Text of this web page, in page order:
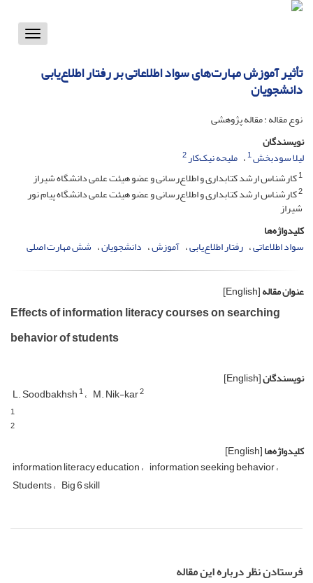
Toggle
تأثیر آموزش مهارت‌های سواد اطلاعاتی بر رفتار اطلاع‌یابی
دانشجویان
نوع مقاله : مقاله پژوهشی
نویسندگان
لیلا سودبخش1 ملیحه نیک‌کار2
1کارشناس ارشد کتابداری و اطلاع‌رسانی و عضو هیئت علمی دانشگاه شیراز
2کارشناس ارشد کتابداری و اطلاع‌رسانی و عضو هیئت علمی دانشگاه پیام نور
شیراز
کلیدواژه‌ها
سواد اطلاعاتی رفتار اطلاع‌یابی آموزش دانشجویان شش مهارت اصلی
عنوان مقاله[English]
Effects of information literacy courses on searching
behavior of students
نویسندگان[English]
L. Soodbakhsh1 M. Nik-kar2
1
2
کلیدواژه‌ها[English]
information literacy education information seeking behavior
Students Big 6 skill
فرستادن نظر درباره این مقاله